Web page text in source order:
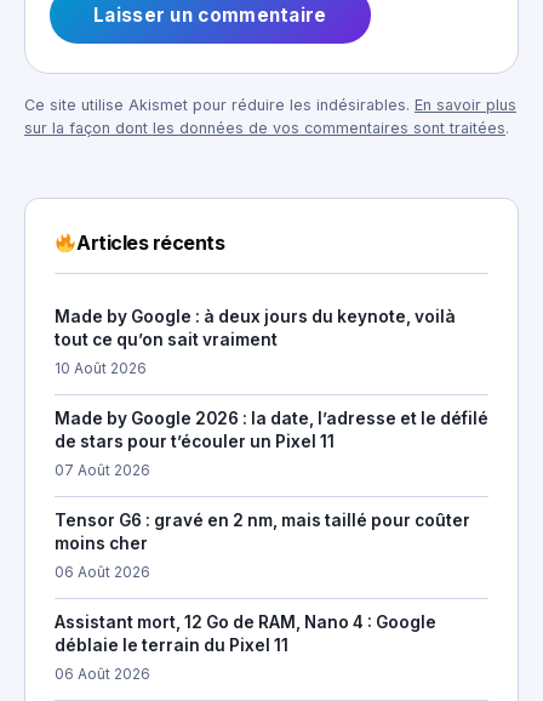
Ce site utilise Akismet pour réduire les indésirables. En savoir plus
sur la façon dont les données de vos commentaires sont traitées.
Articles récents
Made by Google : à deux jours du keynote, voilà
tout ce qu’on sait vraiment
10 Août 2026
Made by Google 2026 : la date, l’adresse et le défilé
de stars pour t’écouler un Pixel 11
07 Août 2026
Tensor G6 : gravé en 2 nm, mais taillé pour coûter
moins cher
06 Août 2026
Assistant mort, 12 Go de RAM, Nano 4 : Google
déblaie le terrain du Pixel 11
06 Août 2026